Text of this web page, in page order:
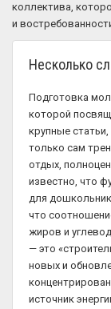
коллектива,
и
Несколько
Подготовка
которой
крупные
только сам
отдых,
известно, что
для
что
жиров и
— это
новых и
источник